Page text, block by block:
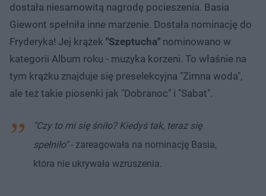
dostała niesamowitą nagrodę pocieszenia. Basia
Giewont spełniła inne marzenie. Dostała nominację do
Fryderyka! Jej krążek "Szeptucha" nominowano w
kategorii Album roku - muzyka korzeni. To właśnie na
tym krążku znajduje się preselekcyjna "Zimna woda",
ale też takie piosenki jak "Dobranoc" i "Sabat".
"Czy to mi się śniło? Kiedyś tak, teraz się
spełniło"- zareagowała na nominację Basia,
która nie ukrywała wzruszenia.